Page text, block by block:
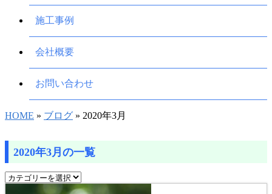
施工事例
会社概要
お問い合わせ
HOME » ブログ » 2020年3月
2020年3月の一覧